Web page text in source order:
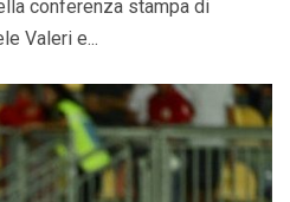
conferenza stampa di
Valeri e...